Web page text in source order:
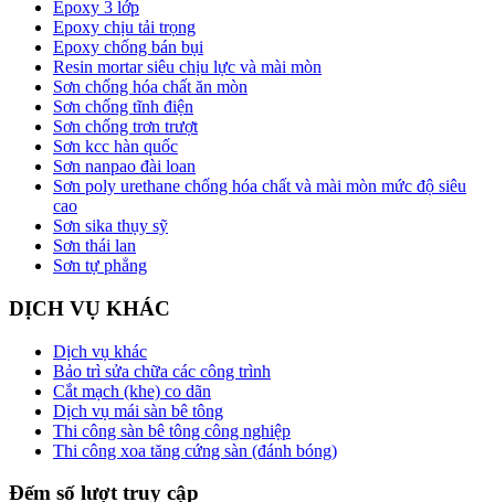
Epoxy 3 lớp
Epoxy chịu tải trọng
Epoxy chống bán bụi
Resin mortar siêu chịu lực và mài mòn
Sơn chống hóa chất ăn mòn
Sơn chống tĩnh điện
Sơn chống trơn trượt
Sơn kcc hàn quốc
Sơn nanpao đài loan
Sơn poly urethane chống hóa chất và mài mòn mức độ siêu
cao
Sơn sika thụy sỹ
Sơn thái lan
Sơn tự phẳng
DỊCH VỤ KHÁC
Dịch vụ khác
Bảo trì sửa chữa các công trình
Cắt mạch (khe) co dãn
Dịch vụ mái sàn bê tông
Thi công sàn bê tông công nghiệp
Thi công xoa tăng cứng sàn (đánh bóng)
Đếm số lượt truy cập